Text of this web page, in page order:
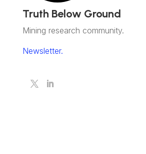
Truth Below Ground
Mining research community.
Newsletter.